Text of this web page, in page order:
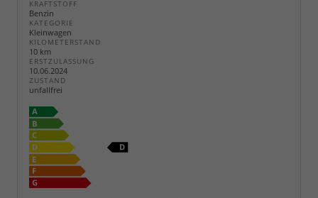
KRAFTSTOFF
Benzin
KATEGORIE
Kleinwagen
KILOMETERSTAND
10 km
ERSTZULASSUNG
10.06.2024
ZUSTAND
unfallfrei